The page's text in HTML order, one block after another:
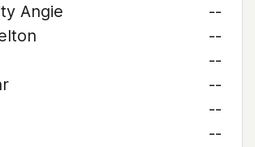
Angie
--
--
--
--
--
--